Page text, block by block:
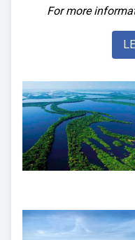
For more